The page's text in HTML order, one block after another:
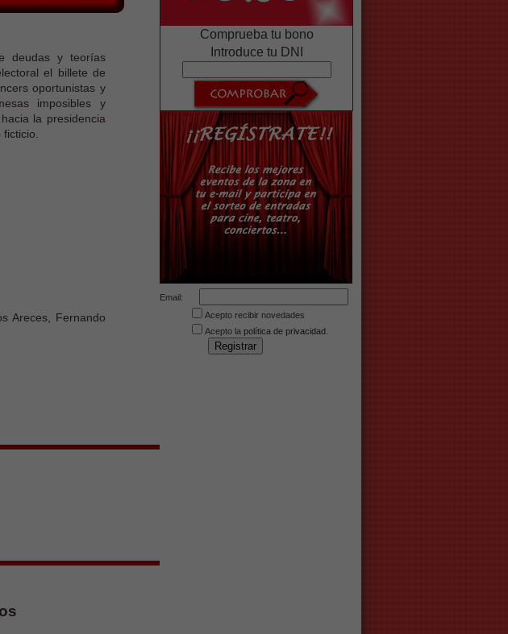
deudas y teorías
el billete de
oportunistas y
imposibles y
la presidencia
Areces, Fernando
Comprueba tu bono
Introduce tu DNI
Email:
Acepto recibir novedades
Acepto la política de privacidad.